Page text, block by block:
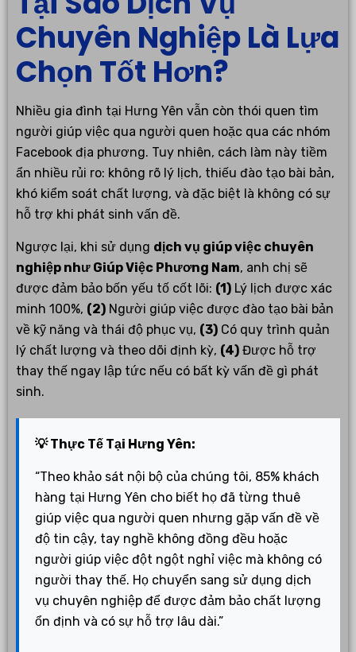
Chuyên Nghiệp Là Lựa
Chọn Tốt Hơn?
Nhiều gia đình tại Hưng Yên vẫn còn thói quen tìm
người giúp việc qua người quen hoặc qua các nhóm
Facebook địa phương. Tuy nhiên, cách làm này tiềm
ẩn nhiều rủi ro: không rõ lý lịch, thiếu đào tạo bài bản,
khó kiểm soát chất lượng, và đặc biệt là không có sự
hỗ trợ khi phát sinh vấn đề.
Ngược lại, khi sử dụng dịch vụ giúp việc chuyên
nghiệp như Giúp Việc Phương Nam, anh chị sẽ
được đảm bảo bốn yếu tố cốt lõi: (1) Lý lịch được xác
minh 100%, (2) Người giúp việc được đào tạo bài bản
về kỹ năng và thái độ phục vụ, (3) Có quy trình quản
lý chất lượng và theo dõi định kỳ, (4) Được hỗ trợ
thay thế ngay lập tức nếu có bất kỳ vấn đề gì phát
sinh.
💡 Thực Tế Tại Hưng Yên:
“Theo khảo sát nội bộ của chúng tôi, 85% khách
hàng tại Hưng Yên cho biết họ đã từng thuê
giúp việc qua người quen nhưng gặp vấn đề về
độ tin cậy, tay nghề không đồng đều hoặc
người giúp việc đột ngột nghỉ việc mà không có
người thay thế. Họ chuyển sang sử dụng dịch
vụ chuyên nghiệp để được đảm bảo chất lượng
ổn định và có sự hỗ trợ lâu dài.”